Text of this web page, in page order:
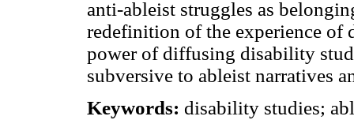
anti-ableist struggles as
redefinition of the experience of
power of diffusing disability
subversive to ableist narratives
Keywords: disability studies;